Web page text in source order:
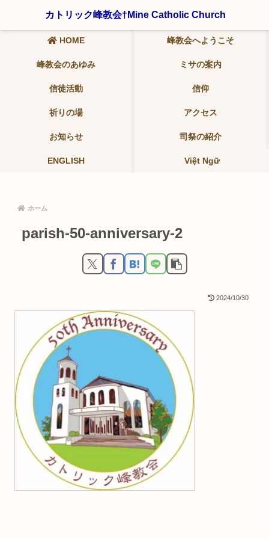
HOME 峰教会へようこそ
峰教会のあゆみ ミサの案内
信徒活動 信仰
祈りの場 アクセス
お知らせ 司祭の紹介
ENGLISH Việt Ngữ
ホーム
parish-50-anniversary-2
2024/10/30
カトリック峰教会†Mine Catholic Church